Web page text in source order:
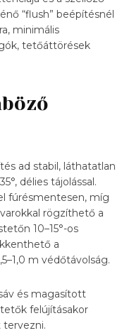
“flush” beépítésnél
minimális
tetőáttörések
ad stabil, láthatatlan
délies tájolással.
fúrésmentesen, míg
rögzíthető a
10–15°-os
a
m védőtávolság.
és magasított
felújításakor
tervezni.